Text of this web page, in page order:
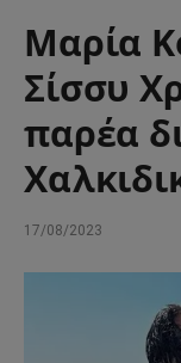
Μαρία
Σίσσυ
παρέα
17/08/2023